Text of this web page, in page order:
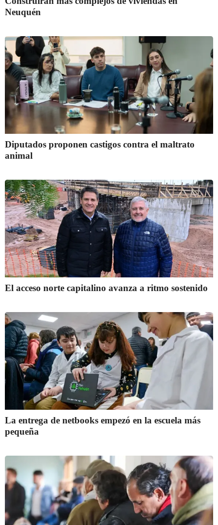
Neuquén
Diputados proponen castigos contra el maltrato
animal
El acceso norte capitalino avanza a ritmo sostenido
La entrega de netbooks empezó en la escuela más
pequeña